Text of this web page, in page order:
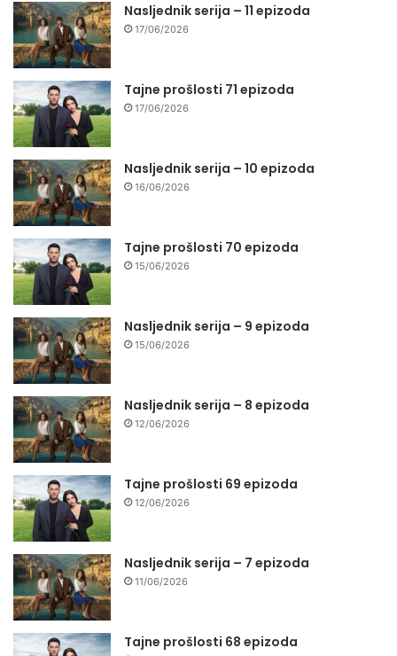
Nasljednik serija – 11 epizoda
17/06/2026
Tajne prošlosti 71 epizoda
17/06/2026
Nasljednik serija – 10 epizoda
16/06/2026
Tajne prošlosti 70 epizoda
15/06/2026
Nasljednik serija – 9 epizoda
15/06/2026
Nasljednik serija – 8 epizoda
12/06/2026
Tajne prošlosti 69 epizoda
12/06/2026
Nasljednik serija – 7 epizoda
11/06/2026
Tajne prošlosti 68 epizoda